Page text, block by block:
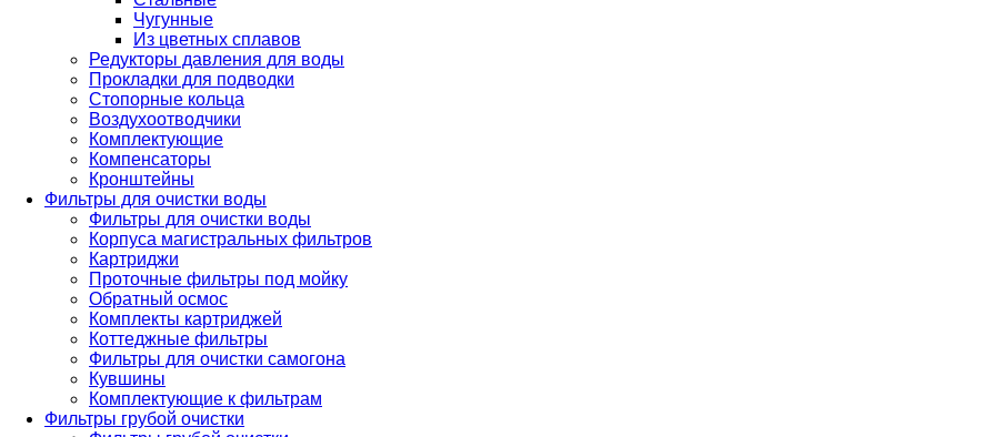
Чугунные
Из цветных сплавов
Редукторы давления для воды
Прокладки для подводки
Стопорные кольца
Воздухоотводчики
Комплектующие
Компенсаторы
Кронштейны
Фильтры для очистки воды
Фильтры для очистки воды
Корпуса магистральных фильтров
Картриджи
Проточные фильтры под мойку
Обратный осмос
Комплекты картриджей
Коттеджные фильтры
Фильтры для очистки самогона
Кувшины
Комплектующие к фильтрам
Фильтры грубой очистки